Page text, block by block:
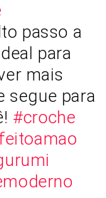
passo a
para
mais
segue para
#croche